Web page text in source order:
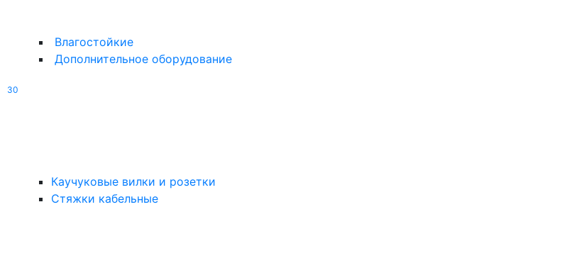
Влагостойкие
Дополнительное оборудование
30
Каучуковые вилки и розетки
Стяжки кабельные